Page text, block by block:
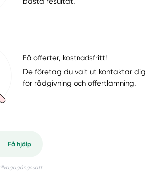
Få offerter, kostnadsfritt!
De företag du valt ut kontaktar dig
för rådgivning och offertlämning.